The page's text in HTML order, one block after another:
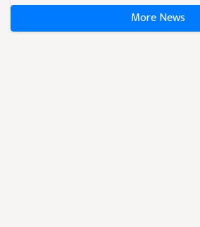
More News